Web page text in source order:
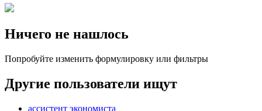
Ничего не нашлось
Попробуйте изменить формулировку или фильтры
Другие пользователи ищут
ассистент экономиста